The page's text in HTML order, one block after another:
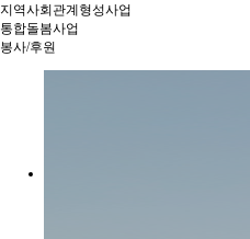
지역사회관계형성사업
통합돌봄사업
봉사/후원